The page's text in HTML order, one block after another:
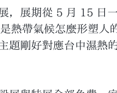
，展期從 5 月 15 日
熱帶氣候怎麼形塑人
題剛好對應台中濕熱